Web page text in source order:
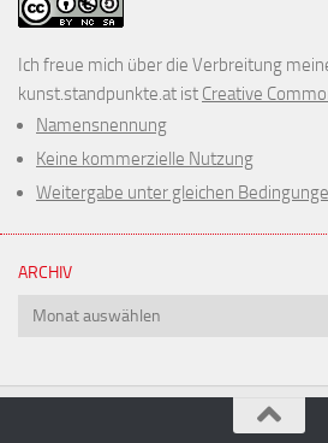
Ich freue mich über die Verbreitung
kunst.standpunkte.at ist Creative
Namensnennung
Keine kommerzielle Nutzung
Weitergabe unter gleichen
ARCHIV
Archiv